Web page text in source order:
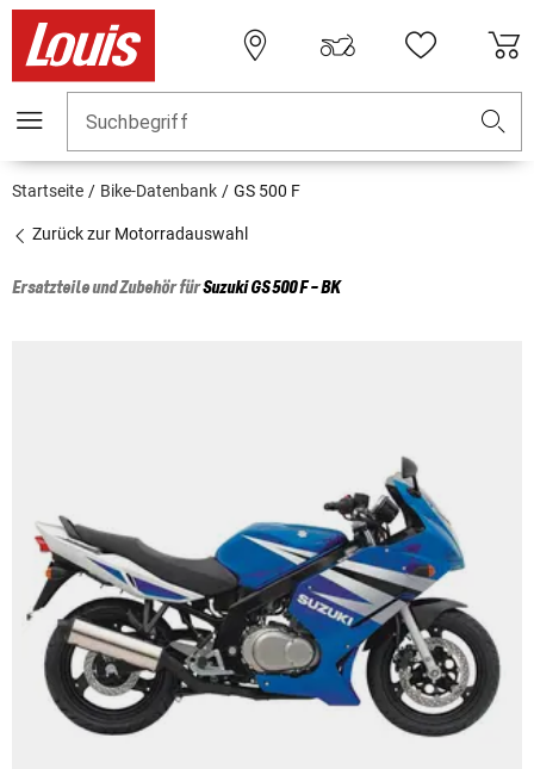
Suchbegriff
Startseite Bike-Datenbank GS 500 F
Zurück zur Motorradauswahl
Ersatzteile und Zubehör fürSuzukiGS 500 F - BK